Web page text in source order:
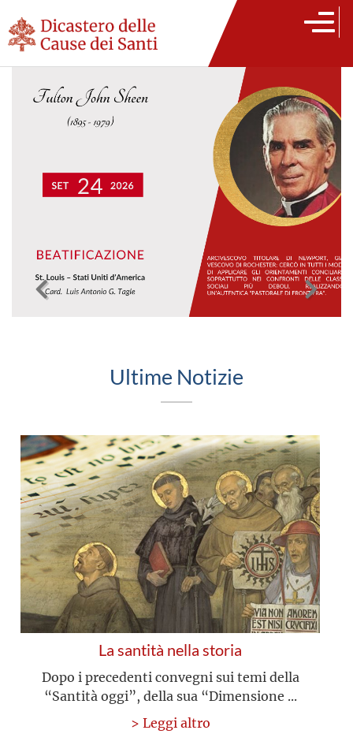
Ultime Notizie
La santità nella storia
Dopo i precedenti convegni sui temi della
“Santità oggi”, della sua “Dimensione ...
> Leggi altro